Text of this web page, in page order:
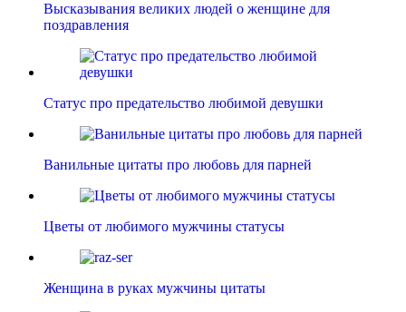
Высказывания великих людей о женщине для
поздравления
Статус про предательство любимой девушки
Ванильные цитаты про любовь для парней
Цветы от любимого мужчины статусы
Женщина в руках мужчины цитаты